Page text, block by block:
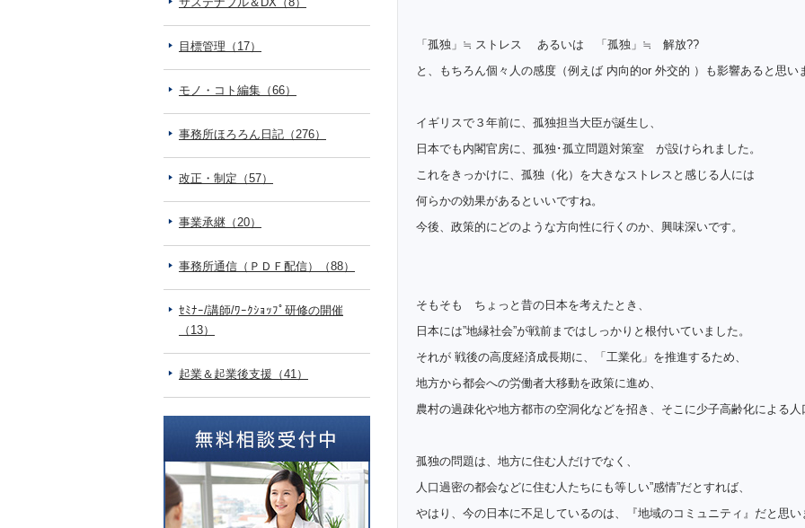
「孤独」≒ ストレス あるいは 「孤独」≒ 解放??
と、もちろん個々人の感度（例えば 内向的or 外交的 ）も影響あると思い
イギリスで３年前に、孤独担当大臣が誕生し、
日本でも内閣官房に、孤独･孤立問題対策室 が設けられました。
これをきっかけに、孤独（化）を大きなストレスと感じる人には
何らかの効果があるといいですね。
今後、政策的にどのような方向性に行くのか、興味深いです。
そもそも ちょっと昔の日本を考えたとき、
日本には”地縁社会”が戦前まではしっかりと根付いていました。
それが 戦後の高度経済成長期に、「工業化」を推進するため、
地方から都会への労働者大移動を政策に進め、
農村の過疎化や地方都市の空洞化などを招き、そこに少子高齢化による人
孤独の問題は、地方に住む人だけでなく、
人口過密の都会などに住む人たちにも等しい”感情”だとすれば、
やはり、今の日本に不足しているのは、『地域のコミュニティ』だと思い
目標管理（17）
モノ・コト編集（66）
事務所ほろろん日記（276）
改正・制定（57）
事業承継（20）
事務所通信（ＰＤＦ配信）（88）
ｾﾐﾅｰ/講師/ﾜｰｸｼｮｯﾌﾟ研修の開催
（13）
起業＆起業後支援（41）